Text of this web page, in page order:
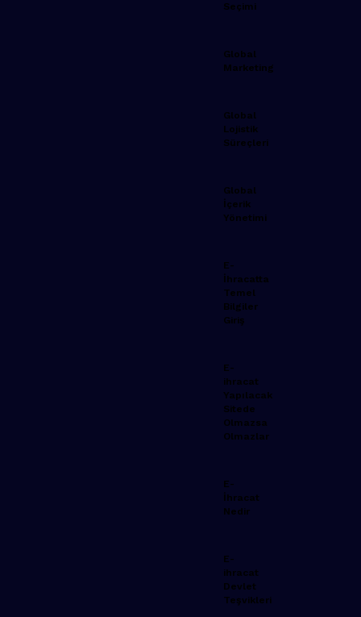
Seçimi
Global
Marketing
Global
Lojistik
Süreçleri
Global
İçerik
Yönetimi
E-
İhracatta
Temel
Bilgiler
Giriş
E-
ihracat
Yapılacak
Sitede
Olmazsa
Olmazlar
E-
İhracat
Nedir
E-
ihracat
Devlet
Teşvikleri